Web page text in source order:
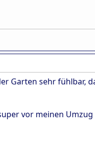
Garten sehr fühlbar,
vor meinen